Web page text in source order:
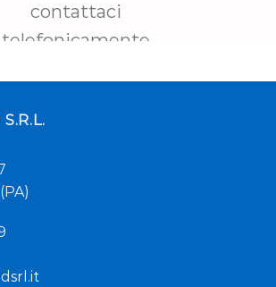
contattaci
telefonicamente
o invia un e-mail